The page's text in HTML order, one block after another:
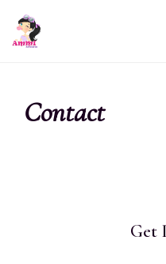
Contact
Get